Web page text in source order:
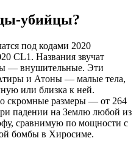
убийцы?
под кодами 2020
CL1. Названия звучат
— внушительные. Эти
и Атоны — малые тела,
или близка к ней.
скромные размеры — от 264
падении на Землю любой из
сравнимую по мощности с
бомбы в Хиросиме.